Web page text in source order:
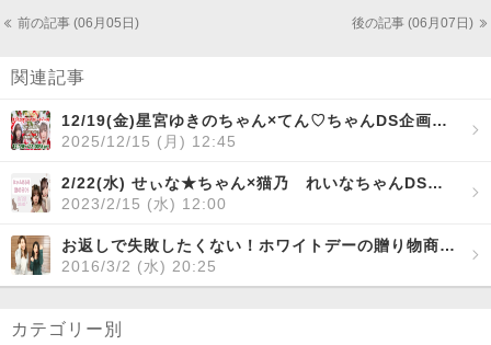
前の記事 (06月05日) 後の記事 (06月07日)
関連記事
12/19(金)星宮ゆきのちゃん×てん♡ちゃんDS企画【ほし★てん まったりクリスマスパーティーDS】開催！
2025/12/15 (月) 12:45
2/22(水) せぃな★ちゃん×猫乃 れいなちゃんDS企画「にゃんだふる猫の日DS」開催！
2023/2/15 (水) 12:00
お返しで失敗したくない！ホワイトデーの贈り物商品まとめ
2016/3/2 (水) 20:25
カテゴリー別